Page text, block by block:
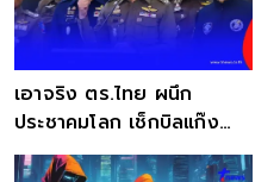
เอาจริง ตร.ไทย ผนึก
ประชาคมโลก เช็กบิลแก๊ง
คอลเซ็นเตอร์เพื่อนบ้าน